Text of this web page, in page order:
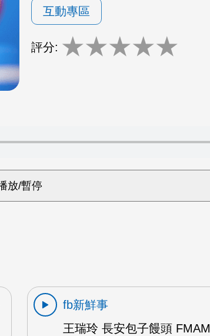
互動專區
評分: ★★★★★
fb新鮮事
王瑞玲 長安包子饅頭 FMAM